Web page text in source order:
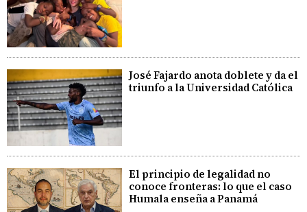
José Fajardo anota doblete y da el
triunfo a la Universidad Católica
El principio de legalidad no
conoce fronteras: lo que el caso
Humala enseña a Panamá